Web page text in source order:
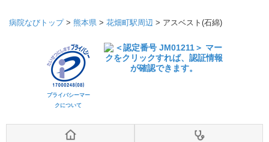
病院なびトップ> 熊本県 > 花畑町駅周辺 > アスベスト(石綿)
プライバシーマー
クについて